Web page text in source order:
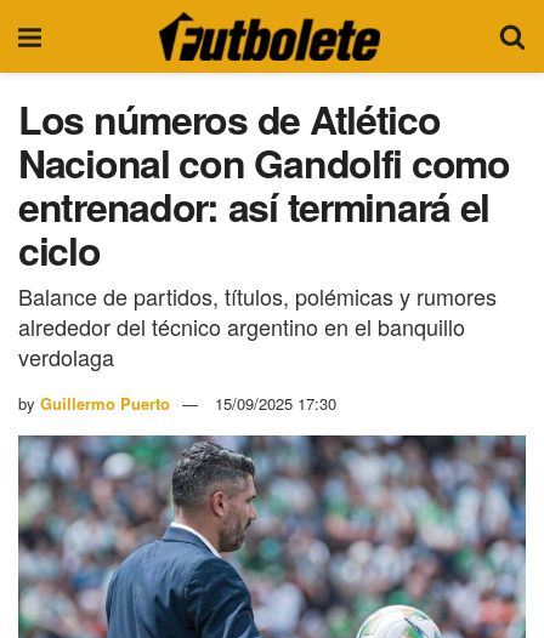
Los números de Atlético
Nacional con Gandolfi como
entrenador: así terminará el
ciclo
Balance de partidos, títulos, polémicas y rumores
alrededor del técnico argentino en el banquillo
verdolaga
by Guillermo Puerto 15/09/2025 17:30